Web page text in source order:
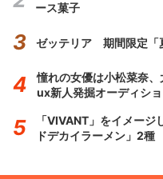
ース菓子
ゼッテリア 期間限定「
憧れの女優は小松菜奈
ux新人発掘オーディシ
「VIVANT」をイメー
ドデカイラーメン」2種